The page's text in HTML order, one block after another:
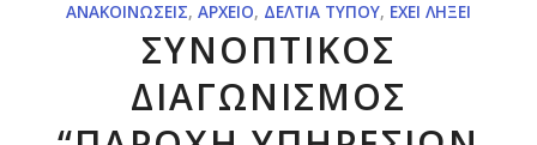
ΑΝΑΚΟΙΝΏΣΕΙΣ, ΑΡΧΕΊΟ, ΔΕΛΤΊΑ ΤΎΠΟΥ, ΈΧΕΙ ΛΉΞΕΙ
ΣΥΝΟΠΤΙΚΟΣ
ΔΙΑΓΩΝΙΣΜΟΣ